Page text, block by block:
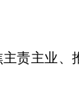
主责主业、